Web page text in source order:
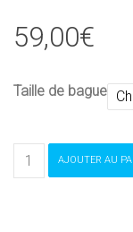
59,00€
Taille de bague
quantité
AJOUTER AU